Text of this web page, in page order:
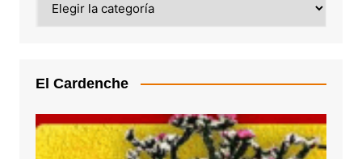
El Cardenche